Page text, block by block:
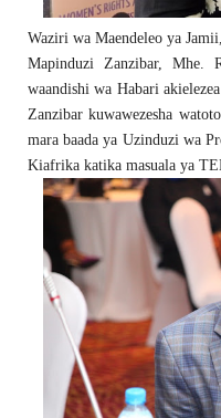
Waziri wa Maendeleo ya
Mapinduzi Zanzibar, Mhe.
waandishi wa Habari
Zanzibar kuwawezesha
mara baada ya Uzinduzi wa
Kiafrika katika masuala ya